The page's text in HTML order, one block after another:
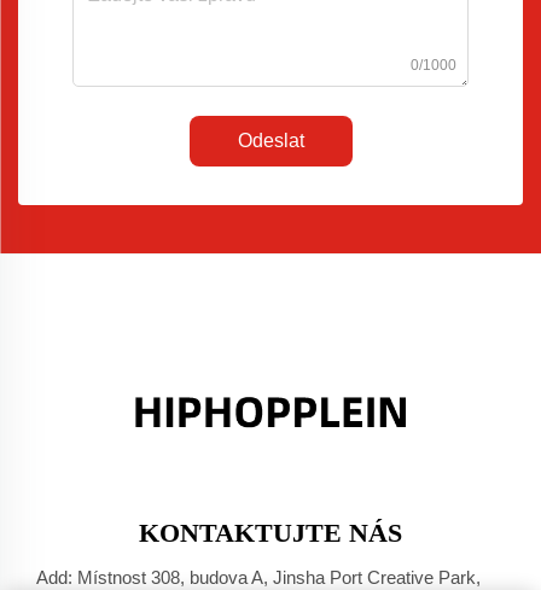
0/1000
Odeslat
KONTAKTUJTE NÁS
Add: Místnost 308, budova A, Jinsha Port Creative Park,